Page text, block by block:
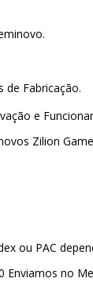
de Fabricação.
e
Zilion
ou PAC
Enviamos no